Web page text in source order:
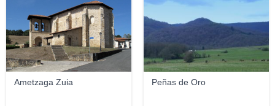
Ametzaga Zuia Peñas de Oro